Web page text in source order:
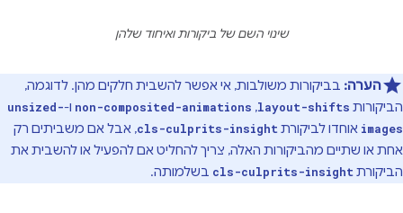
שינוי השם של ביקורות ואיחוד שלהן
הערה: בביקורות משולבות, אי אפשר להשבית חלקים מהן. לדוגמה,
הביקורות layout-shifts
,
non-composited-animations ו-unsized-
images אוחדו לביקורת cls-culprits-insight, אבל אם משביתים רק
אחת או שתיים מהביקורות האלה, צריך להחליט אם להפעיל או להשבית את
הביקורת cls-culprits-insight בשלמותה.